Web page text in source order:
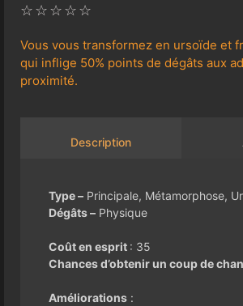
☆ ☆ ☆ ☆ ☆
Vous vous transformez en ursoïde et
qui inflige 50% points de dégâts aux
proximité.
Description
Type – Principale, Métamorphose,
Dégâts – Physique
Coût en esprit : 35
Chances d’obtenir un coup de
Améliorations :